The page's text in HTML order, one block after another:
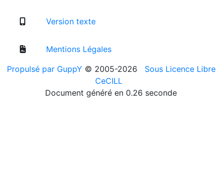
Version texte
Mentions Légales
Propulsé par GuppY © 2005-2026
Sous Licence Libre
CeCILL
Document généré en 0.26 seconde